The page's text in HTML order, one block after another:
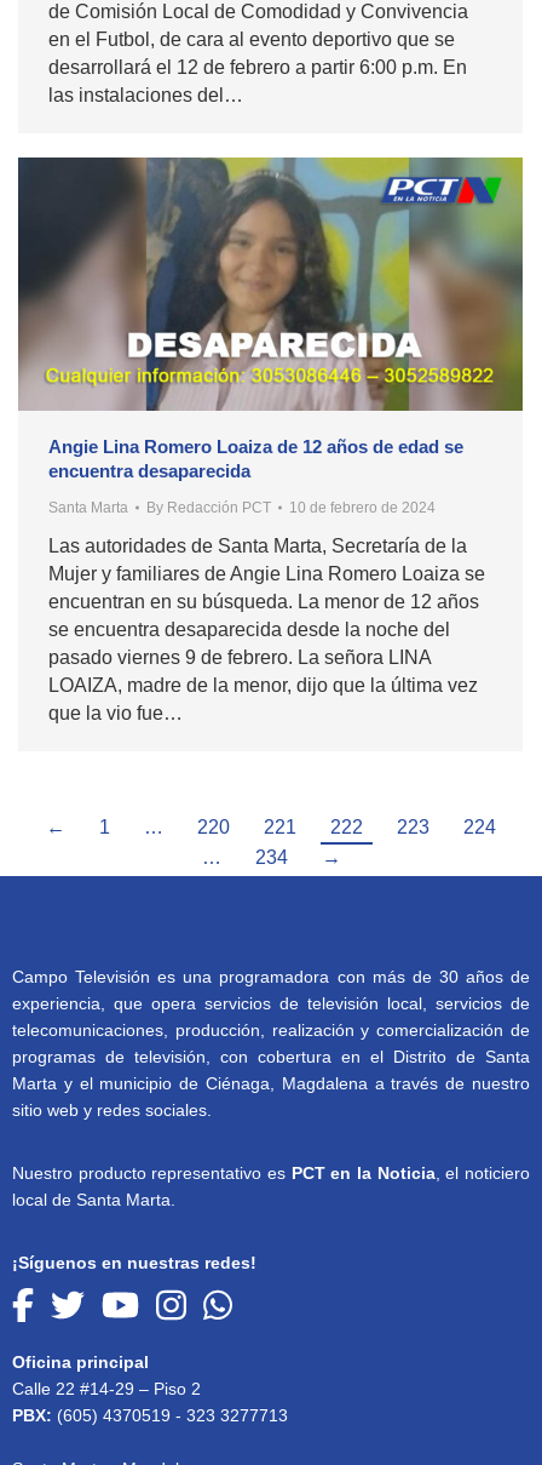
de Comisión Local de Comodidad y Convivencia
en el Futbol, de cara al evento deportivo que se
desarrollará el 12 de febrero a partir 6:00 p.m. En
las instalaciones del…
Angie Lina Romero Loaiza de 12 años de edad se
encuentra desaparecida
Santa Marta By Redacción PCT 10 de febrero de 2024
Las autoridades de Santa Marta, Secretaría de la
Mujer y familiares de Angie Lina Romero Loaiza se
encuentran en su búsqueda. La menor de 12 años
se encuentra desaparecida desde la noche del
pasado viernes 9 de febrero. La señora LINA
LOAIZA, madre de la menor, dijo que la última vez
que la vio fue…
← 1 … 220 221 222 223
224
…
234 →
Campo Televisión es una programadora con más de 30 años de
experiencia, que opera servicios de televisión local, servicios de
telecomunicaciones, producción, realización y comercialización de
programas de televisión, con cobertura en el Distrito de Santa
Marta y el municipio de Ciénaga, Magdalena a través de nuestro
sitio web y redes sociales.
Nuestro producto representativo es PCT en la Noticia, el noticiero
local de Santa Marta.
¡Síguenos en nuestras redes!
Oficina principal
Calle 22 #14-29 – Piso 2
PBX: (605) 4370519 - 323 3277713